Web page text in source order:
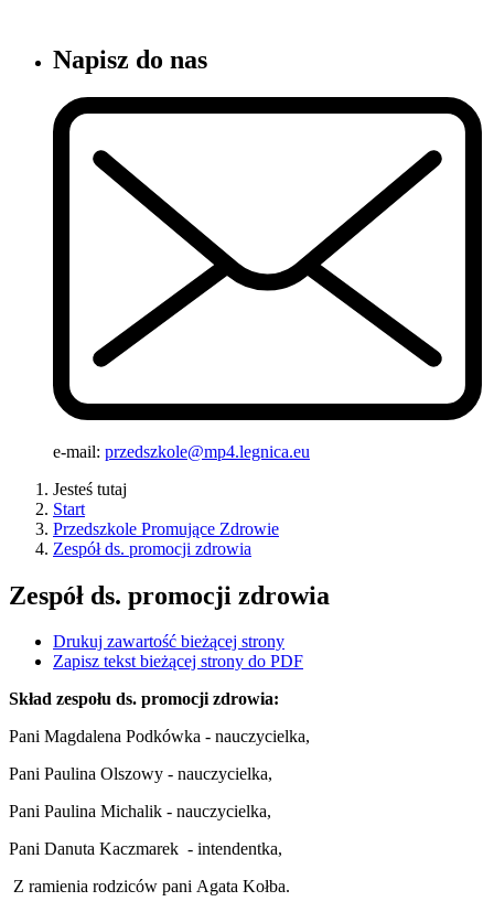
Napisz do nas
e-mail: przedszkole@mp4.legnica.eu
Jesteś tutaj
Start
Przedszkole Promujące Zdrowie
Zespół ds. promocji zdrowia
Zespół ds. promocji zdrowia
Drukuj zawartość bieżącej strony
Zapisz tekst bieżącej strony do PDF
Skład zespołu ds. promocji zdrowia:
Pani Magdalena Podkówka - nauczycielka,
Pani Paulina Olszowy - nauczycielka,
Pani Paulina Michalik - nauczycielka,
Pani Danuta Kaczmarek - intendentka,
Z ramienia rodziców pani Agata Kołba.